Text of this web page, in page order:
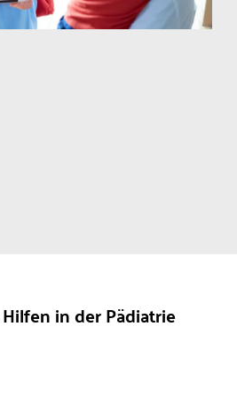
in der Pädiatrie